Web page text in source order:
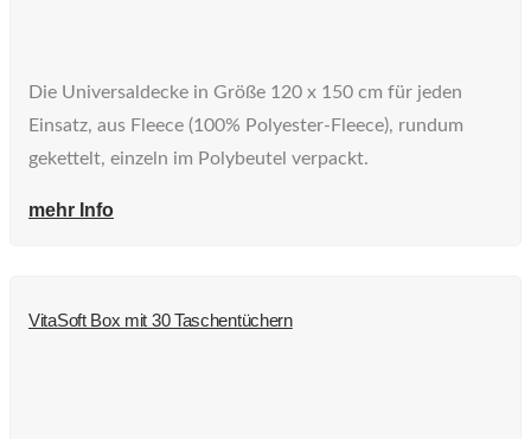
Die Universaldecke in Größe 120 x 150 cm für jeden
Einsatz, aus Fleece (100% Polyester-Fleece), rundum
gekettelt, einzeln im Polybeutel verpackt.
mehr Info
VitaSoft Box mit 30 Taschentüchern